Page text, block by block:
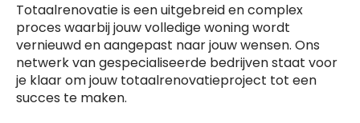
Totaalrenovatie is een uitgebreid en complex
proces waarbij jouw volledige woning wordt
vernieuwd en aangepast naar jouw wensen. Ons
netwerk van gespecialiseerde bedrijven staat voor
je klaar om jouw totaalrenovatieproject tot een
succes te maken.